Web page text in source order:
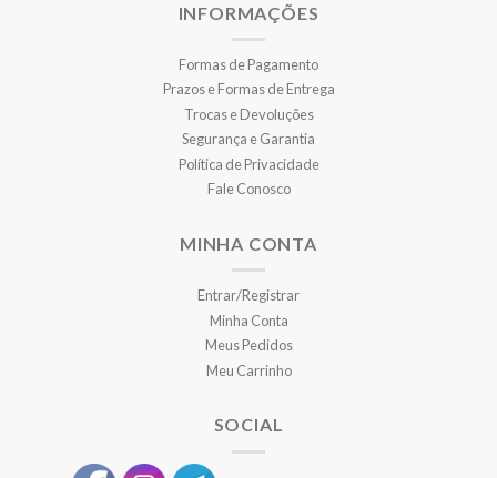
INFORMAÇÕES
Formas de Pagamento
Prazos e Formas de Entrega
Trocas e Devoluções
Segurança e Garantia
Política de Privacidade
Fale Conosco
MINHA CONTA
Entrar/Registrar
Minha Conta
Meus Pedidos
Meu Carrinho
SOCIAL